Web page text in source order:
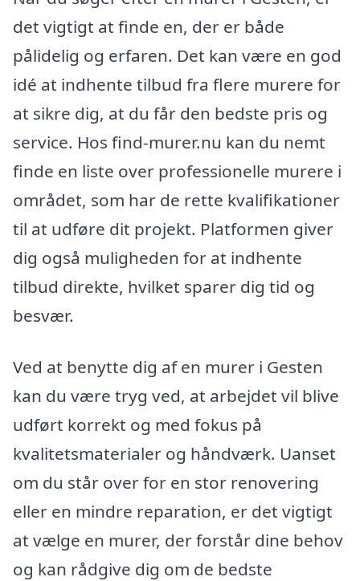
det vigtigt at finde en, der er både
pålidelig og erfaren. Det kan være en god
idé at indhente tilbud fra flere murere for
at sikre dig, at du får den bedste pris og
service. Hos find-murer.nu kan du nemt
finde en liste over professionelle murere i
området, som har de rette kvalifikationer
til at udføre dit projekt. Platformen giver
dig også muligheden for at indhente
tilbud direkte, hvilket sparer dig tid og
besvær.
Ved at benytte dig af en murer i Gesten
kan du være tryg ved, at arbejdet vil blive
udført korrekt og med fokus på
kvalitetsmaterialer og håndværk. Uanset
om du står over for en stor renovering
eller en mindre reparation, er det vigtigt
at vælge en murer, der forstår dine behov
og kan rådgive dig om de bedste